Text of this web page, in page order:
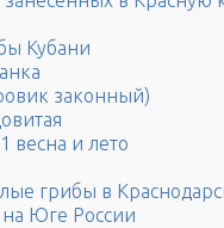
Кубани
законный)
весна и лето
грибы в
Юге России